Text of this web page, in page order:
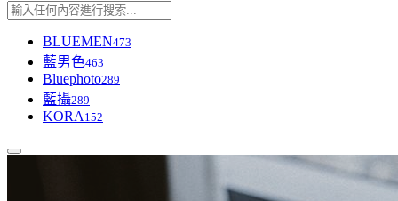
BLUEMEN473
藍男色463
Bluephoto289
藍攝289
KORA 152